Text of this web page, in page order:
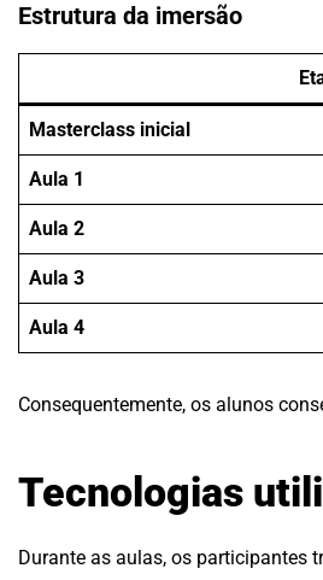
Estrutura da imersão
Masterclass inicial
Aula 1
Aula 2
Aula 3
Aula 4
Consequentemente, os alunos
Tecnologias
Durante as aulas, os participantes